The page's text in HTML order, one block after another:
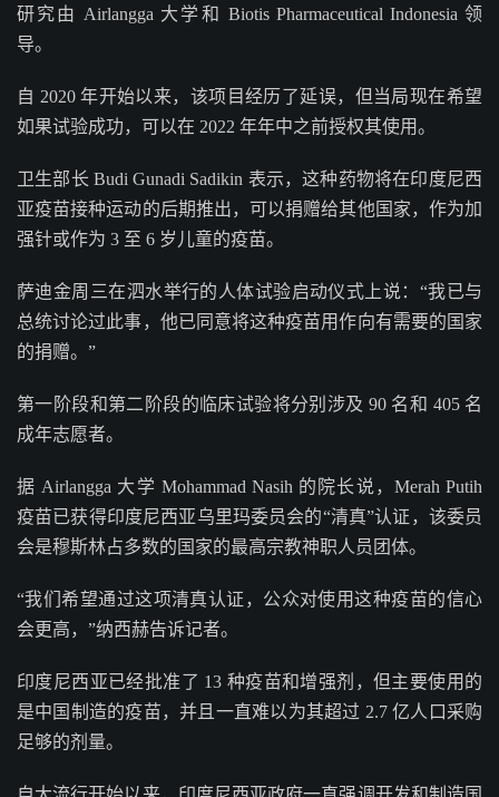
研究由 Airlangga 大学和 Biotis Pharmaceutical Indonesia 领
导。
自 2020 年开始以来，该项目经历了延误，但当局现在希望
如果试验成功，可以在 2022 年年中之前授权其使用。
卫生部长 Budi Gunadi Sadikin 表示，这种药物将在印度尼西
亚疫苗接种运动的后期推出，可以捐赠给其他国家，作为加
强针或作为 3 至 6 岁儿童的疫苗。
萨迪金周三在泗水举行的人体试验启动仪式上说：“我已与
总统讨论过此事，他已同意将这种疫苗用作向有需要的国家
的捐赠。”
第一阶段和第二阶段的临床试验将分别涉及 90 名和 405 名
成年志愿者。
据 Airlangga 大学 Mohammad Nasih 的院长说，Merah Putih
疫苗已获得印度尼西亚乌里玛委员会的“清真”认证，该委员
会是穆斯林占多数的国家的最高宗教神职人员团体。
“我们希望通过这项清真认证，公众对使用这种疫苗的信心
会更高，”纳西赫告诉记者。
印度尼西亚已经批准了 13 种疫苗和增强剂，但主要使用的
是中国制造的疫苗，并且一直难以为其超过 2.7 亿人口采购
足够的剂量。